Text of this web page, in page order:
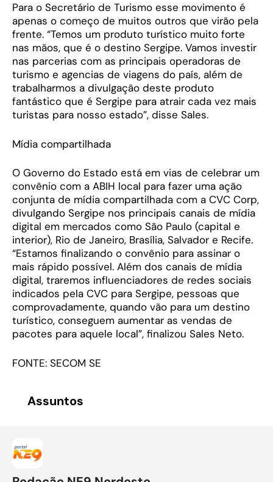
Para o Secretário de Turismo esse movimento é
apenas o começo de muitos outros que virão pela
frente. “Temos um produto turístico muito forte
nas mãos, que é o destino Sergipe. Vamos investir
nas parcerias com as principais operadoras de
turismo e agencias de viagens do país, além de
trabalharmos a divulgação deste produto
fantástico que é Sergipe para atrair cada vez mais
turistas para nosso estado”, disse Sales.
Mídia compartilhada
O Governo do Estado está em vias de celebrar um
convênio com a ABIH local para fazer uma ação
conjunta de mídia compartilhada com a CVC Corp,
divulgando Sergipe nos principais canais de mídia
digital em mercados como São Paulo (capital e
interior), Rio de Janeiro, Brasília, Salvador e Recife.
“Estamos finalizando o convênio para assinar o
mais rápido possível. Além dos canais de mídia
digital, traremos influenciadores de redes sociais
indicados pela CVC para Sergipe, pessoas que
comprovadamente, quando vão para um destino
turístico, conseguem aumentar as vendas de
pacotes para aquele local”, finalizou Sales Neto.
FONTE: SECOM SE
Assuntos